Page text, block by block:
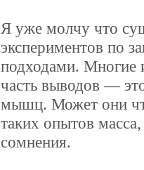
Я уже молчу что
экспериментов по
подходами. Многие
часть выводов —
мышц. Может они
таких опытов
сомнения.